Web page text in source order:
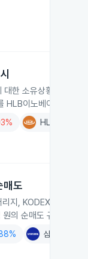
한 소유상황보고서
HLB이노베이션에 장
HLB이노베이
매도
지, KODEX SK하이
의 순매도 규모를 기
삼성전자